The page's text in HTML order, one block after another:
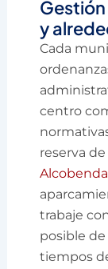
y
Cada
centro
reserva
trabaje
posible
tiempos